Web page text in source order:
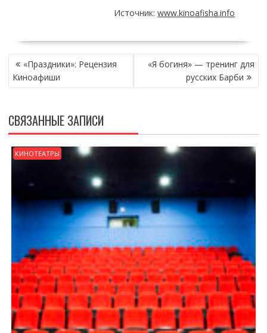
Источник:www.kinoafisha.info
НАВИГАЦИЯ
ПО
ЗАПИСЯМ
«Праздники»: Рецензия
Киноафиши
«Я богиня» — тренинг для
русских Барби
СВЯЗАННЫЕ ЗАПИСИ
КИНОТЕАТРЫ